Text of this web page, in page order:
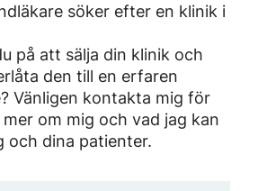
söker efter en klinik i
på att sälja din klinik och
den till en erfaren
Vänligen kontakta mig för
om mig och vad jag kan
och dina patienter.